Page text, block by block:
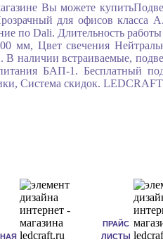
Вы можете
для офисов класса
по Dali. Длительность
мм, Цвет свечения
наличии встраиваемые,
БАП-1. Бесплатный
Система скидок. LEDCRAFT
ПРАЙС
ЛИСТЫ